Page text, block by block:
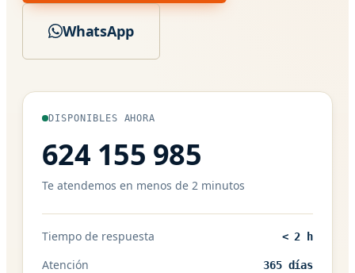
WhatsApp
DISPONIBLES AHORA
624 155 985
Te atendemos en menos de 2 minutos
Tiempo de respuesta < 2 h
Atención 365 días